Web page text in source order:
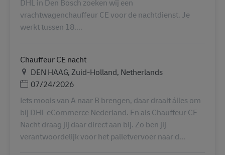
DHL in Den Bosch zoeken wij een
vrachtwagenchauffeur CE voor de nachtdienst. Je
werkt tussen 18....
Chauffeur CE nacht
Местоположение
DEN HAAG, Zuid-Holland, Netherlands
Дата публикации
07/24/2026
Iets moois van A naar B brengen, daar draait álles om
bij DHL eCommerce Nederland. En als Chauffeur CE
Nacht draag jij daar direct aan bij. Zo ben jij
verantwoordelijk voor het palletvervoer naar d...